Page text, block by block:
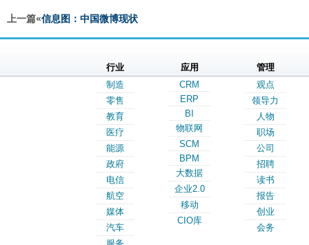
上一篇«信息图：中国微博现状
行业
制造
零售
教育
医疗
能源
政府
电信
航空
媒体
汽车
应用
CRM
ERP
BI
物联网
SCM
BPM
大数据
企业2.0
移动
CIO库
管理
观点
领导力
人物
职场
公司
招聘
读书
报告
创业
会务